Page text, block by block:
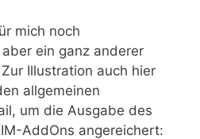
mich noch
ein ganz anderer
Illustration auch hier
allgemeinen
um die Ausgabe des
AddOns angereichert: